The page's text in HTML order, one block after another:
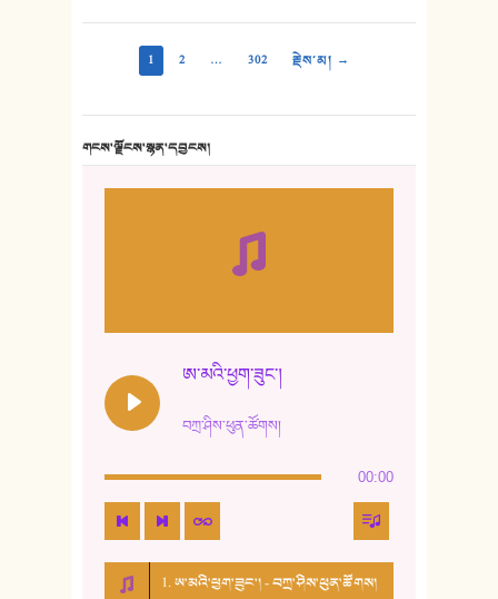
1 2 … 302 རྗེས་མ། →
གངས་ལྗོངས་སྙན་དབྱངས།
ཨ་མའི་ཕྱག་ཟུང་།
བཀྲ་ཤིས་ཕུན་ཚོགས།
00:00
1. ཨ་མའི་ཕྱག་ཟུང་། - བཀྲ་ཤིས་ཕུན་ཚོགས།